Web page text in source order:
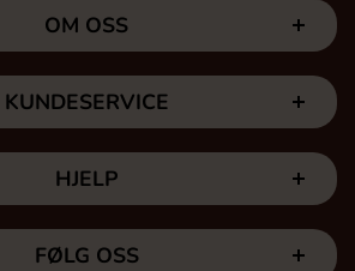
OM OSS
KUNDESERVICE
HJELP
FØLG OSS